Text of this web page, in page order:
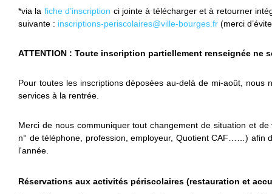
*via la fiche d’inscription ci jointe à télécharger et à retourner
suivante : inscriptions-periscolaires@ville-bourges.fr (merci
ATTENTION : Toute inscription partiellement renseignée ne
Pour toutes les inscriptions déposées au-delà de mi-août, nous
services à la rentrée.
Merci de nous communiquer tout changement de situation et
n° de téléphone, profession, employeur, Quotient CAF……) afin
l'année.
Réservations aux activités périscolaires (restauration et